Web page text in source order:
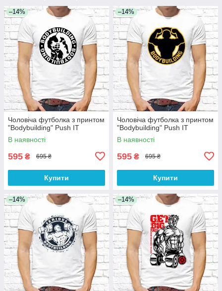
–14%
Чоловіча футболка з принтом
"Bodybuilding" Push IT
В наявності
595 ₴ 695 ₴
Купити
–14%
Чоловіча футболка з принтом
"Bodybuilding" Push IT
В наявності
595 ₴ 695 ₴
Купити
–14% –14%